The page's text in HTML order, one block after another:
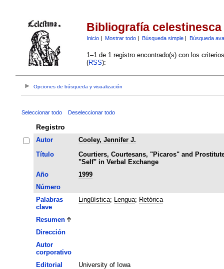
Bibliografía celestinesca
Inicio| Mostrar todo| Búsqueda simple| Búsqueda
1–1 de 1 registro encontrado(s) con los
(RSS):
Opciones de búsqueda y visualización
Seleccionar todo Deseleccionar todo
Registro
Autor
Cooley, Jennifer J.
Título
Courtiers, Courtesans, "Picaros" and
"Self" in Verbal Exchange
Año
1999
Número
Palabras
clave
Lingüística; Lengua; Retórica
Resumen
Dirección
Autor
corporativo
Editorial
University of Iowa